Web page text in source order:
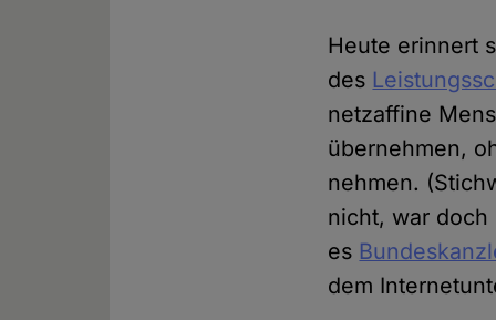
Heute erinnert
des
netzaffine
übernehmen,
nehmen.
nicht, war
es
dem